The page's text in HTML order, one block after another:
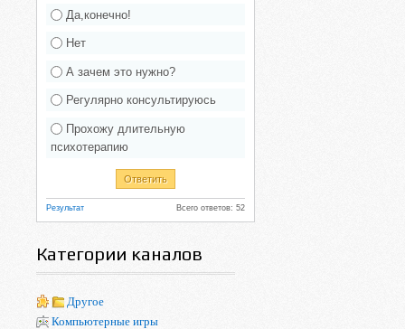
Да,конечно!
Нет
А зачем это нужно?
Регулярно консультируюсь
Прохожу длительную
психотерапию
Результат Всего ответов: 52
Категории каналов
Другое
Компьютерные игры